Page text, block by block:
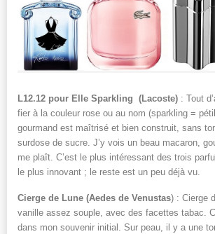
L12.12 pour Elle Sparkling (Lacoste) : Tout
fier à la couleur rose ou au nom (sparkling =
gourmand est maîtrisé et bien construit, sans
surdose de sucre. J’y vois un beau macaron,
me plaît. C’est le plus intéressant des trois
le plus innovant ; le reste est un peu déjà vu.
Cierge de Lune (Aedes de Venustas) : Cierge
vanille assez souple, avec des facettes tabac.
dans mon souvenir initial. Sur peau, il y a une